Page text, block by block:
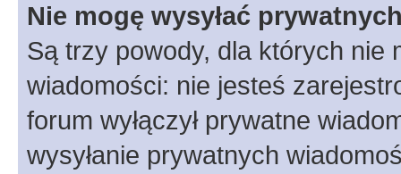
Nie mogę wysyłać
Są trzy powody, dla których nie
wiadomości: nie jesteś
forum wyłączył prywatne
wysyłanie prywatnych